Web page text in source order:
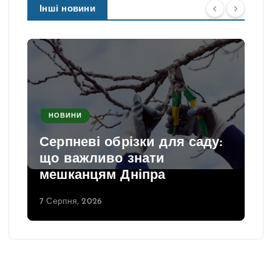
Інші новини
НОВИНИ
Серпневі обрізки для саду:
що важливо знати
мешканцям Дніпра
7 Серпня, 2026